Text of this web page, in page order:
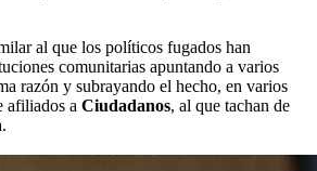
al que los políticos fugados han
comunitarias apuntando a varios
razón y subrayando el hecho, en varios
afiliados a Ciudadanos, al que tachan de